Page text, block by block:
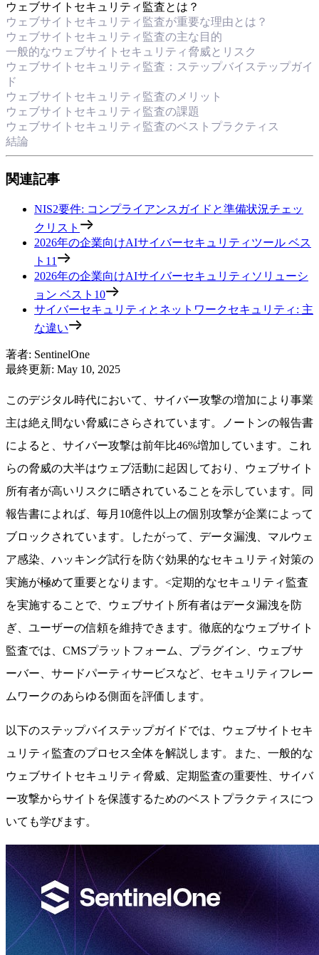
ウェブサイトセキュリティ監査とは？
ウェブサイトセキュリティ監査が重要な理由とは？
ウェブサイトセキュリティ監査の主な目的
一般的なウェブサイトセキュリティ脅威とリスク
ウェブサイトセキュリティ監査：ステップバイステップガイ
ド
ウェブサイトセキュリティ監査のメリット
ウェブサイトセキュリティ監査の課題
ウェブサイトセキュリティ監査のベストプラクティス
結論
関連記事
NIS2要件: コンプライアンスガイドと準備状況チェッ
クリスト
2026年の企業向けAIサイバーセキュリティツール ベス
ト11
2026年の企業向けAIサイバーセキュリティソリューシ
ョン ベスト10
サイバーセキュリティとネットワークセキュリティ: 主
な違い
著者: SentinelOne
最終更新: May 10, 2025
このデジタル時代において、サイバー攻撃の増加により事業
主は絶え間ない脅威にさらされています。ノートンの報告書
によると、サイバー攻撃は前年比46%増加しています。これ
らの脅威の大半はウェブ活動に起因しており、ウェブサイト
所有者が高いリスクに晒されていることを示しています。同
報告書によれば、毎月10億件以上の個別攻撃が企業によって
ブロックされています。したがって、データ漏洩、マルウェ
ア感染、ハッキング試行を防ぐ効果的なセキュリティ対策の
実施が極めて重要となります。<定期的なセキュリティ監査
を実施することで、ウェブサイト所有者はデータ漏洩を防
ぎ、ユーザーの信頼を維持できます。徹底的なウェブサイト
監査では、CMSプラットフォーム、プラグイン、ウェブサ
ーバー、サードパーティサービスなど、セキュリティフレー
ムワークのあらゆる側面を評価します。
以下のステップバイステップガイドでは、ウェブサイトセキ
ュリティ監査のプロセス全体を解説します。また、一般的な
ウェブサイトセキュリティ脅威、定期監査の重要性、サイバ
ー攻撃からサイトを保護するためのベストプラクティスにつ
いても学びます。